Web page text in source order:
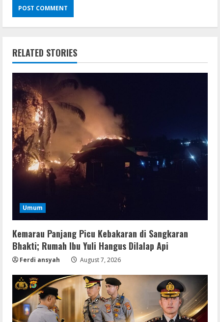
RELATED STORIES
Umum
Kemarau Panjang Picu Kebakaran di Sangkaran
Bhakti; Rumah Ibu Yuli Hangus Dilalap Api
Ferdi ansyah August 7, 2026